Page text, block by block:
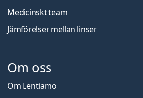
Medicinskt team
Jämförelser mellan linser
Om oss
Om Lentiamo